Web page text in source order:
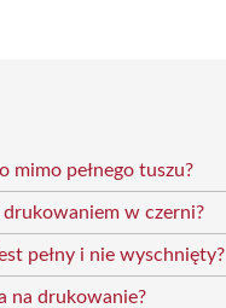
mimo pełnego tuszu?
w czerni?
pełny i nie wyschnięty?
na drukowanie?